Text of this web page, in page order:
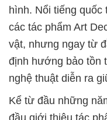
hình. Nổi tiếng
các tác phẩm Art
vật, nhưng ngay từ
định hướng bảo tồn
nghệ thuật diễn ra
Kể từ đầu những